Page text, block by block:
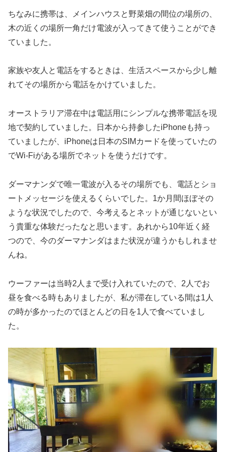
ちなみに携帯は、メインハウスと野菜畑の間位の場所の、
木の近くの場所一角だけ電波が入ってきて使うことができ
ていました。
家族や友人と電話をするときは、生活スペースから少し離
れてその場所から電話をかけていました。
オーストラリア滞在中は電話用にシンプルな携帯電話を現
地で契約していました。日本から持参したiPhoneも持っ
ていましたが、iPhoneは日本のSIMカードを使っていたの
でWi-Fiがある場所でネットを使うだけです。
ダーマナンダで唯一電波が入るその場所でも、電話とショ
ートメッセージを使えるくらいでした。1か月間ほぼその
ような状況でしたので、今考えるとネットが通じないとい
う貴重な体験だったなと思います。あれから10年近く経
つので、今のダーマナンダはまた状況が違うかもしれませ
んね。
ウーファーは当時2人まで受け入れていたので、2人でお
昼を食べる時もありましたが、私が滞在している間は1人
の時が多かったのでほとんどの日を1人で食べていまし
た。